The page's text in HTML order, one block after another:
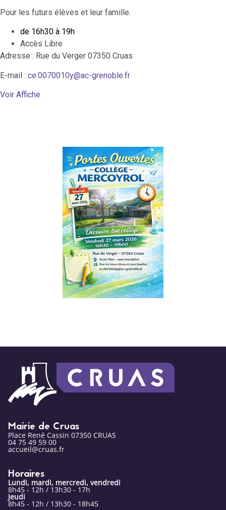
Pour les futurs élèves et leur famille.
de 16h30 à 19h
Accès Libre
Adresse : Rue du Verger 07350 Cruas
E-mail : ce.0070010y@ac-grenoble.fr
Voir Affiche
Mairie de Cruas
Place René Cassin 07350 CRUAS
04 75 49 59 00
accueil@cruas.fr
Horaires
Lundi, mardi, mercredi, vendredi
8h45 - 12h / 13h30 - 17h
Jeudi
8h45 - 12h / 13h30 - 18h45